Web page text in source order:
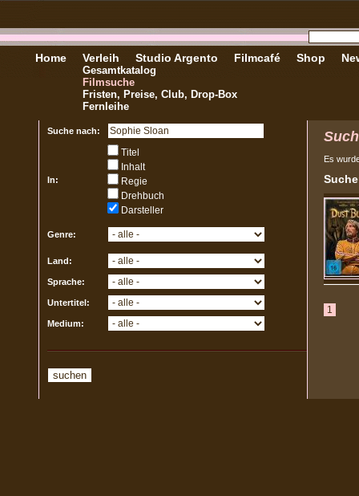
Home Verleih
Gesamtkatalog
Filmsuche
Fristen, Preise, Club, Drop-Box
Fernleihe
Studio Argento Filmcafé Shop
Suche nach:
In:
Titel
Inhalt
Regie
Drehbuch
Darsteller
Genre:
Land:
Sprache:
Untertitel:
Medium:
Es
1